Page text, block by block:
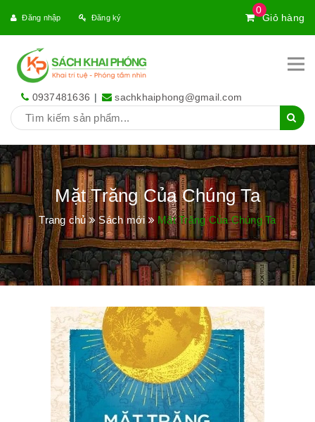
0
Giỏ hàng
Đăng nhập Đăng ký
0937481636 | sachkhaiphong@gmail.com
Mặt Trăng Của Chúng Ta
Trang chủ Sách mới Mặt Trăng Của Chúng Ta